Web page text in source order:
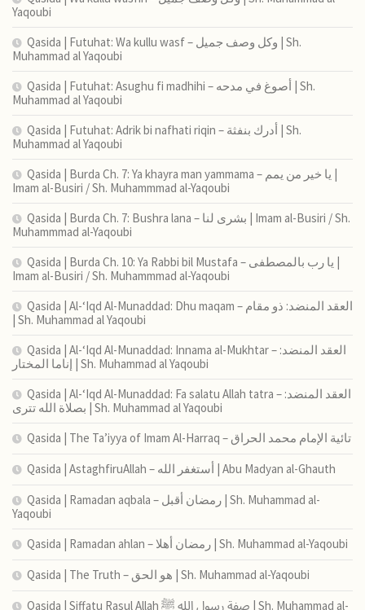
Yaqoubi
Qasida | Futuhat: Wa kullu wasf – وكل وصف جميل | Sh.
Muhammad al Yaqoubi
Qasida | Futuhat: Asughu fi madhihi – أصوغ في مدحه | Sh.
Muhammad al Yaqoubi
Qasida | Futuhat: Adrik bi nafhati riqin – أدرك بنفثة | Sh.
Muhammad al Yaqoubi
Qasida | Burda Ch. 7: Ya khayra man yammama – يا خير من يمم |
Imam al-Busiri / Sh. Muhammmad al-Yaqoubi
Qasida | Burda Ch. 7: Bushra lana – بشرى لنا | Imam al-Busiri / Sh.
Muhammmad al-Yaqoubi
Qasida | Burda Ch. 10: Ya Rabbi bil Mustafa – يا رب بالمصطفى |
Imam al-Busiri / Sh. Muhammmad al-Yaqoubi
Qasida | Al-‘Iqd Al-Munaddad: Dhu maqam – العقد المنضد: ذو مقام
| Sh. Muhammad al Yaqoubi
Qasida | Al-‘Iqd Al-Munaddad: Innama al-Mukhtar – العقد المنضد:
إناما المختار | Sh. Muhammad al Yaqoubi
Qasida | Al-‘Iqd Al-Munaddad: Fa salatu Allah tatra – العقد المنضد:
بصلاة الله تترى | Sh. Muhammad al Yaqoubi
Qasida | The Ta’iyya of Imam Al-Harraq – تائية الإمام محمد الحراق
Qasida | AstaghfiruAllah – أستغفر الله | Abu Madyan al-Ghauth
Qasida | Ramadan aqbala – رمضان أقبل | Sh. Muhammad al-
Yaqoubi
Qasida | Ramadan ahlan – رمضان أهلا | Sh. Muhammad al-Yaqoubi
Qasida | The Truth – هو الحق | Sh. Muhammad al-Yaqoubi
Qasida | Siffatu Rasul Allah صفة رسول الله ﷺ | Sh. Muhammad al-